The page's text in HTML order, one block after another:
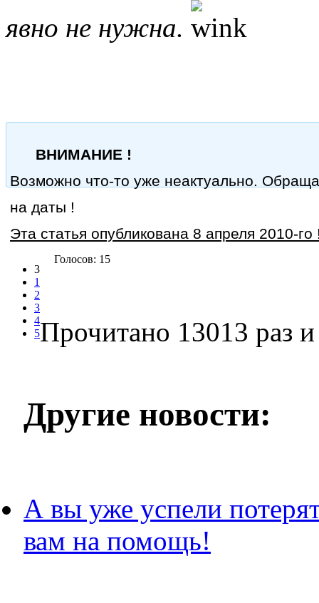
явно не нужна.
ВНИМАНИЕ !
Возможно что-то уже неактуально.
на даты !
Эта статья опубликована 8 апреля 2010-го
3
1
2
3
4
5
Голосов: 15
Прочитано 13013 раз
Другие новости:
А вы уже успели
вам на помощь!